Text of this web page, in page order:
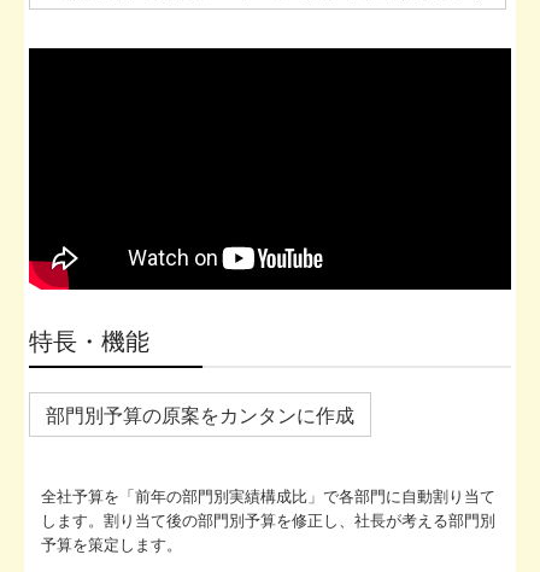
経営改善計画の策定支援
特長・機能
部門別予算の原案をカンタンに作成
全社予算を「前年の部門別実績構成比」で各部門に自動割り当て
します。割り当て後の部門別予算を修正し、社長が考える部門別
予算を策定します。